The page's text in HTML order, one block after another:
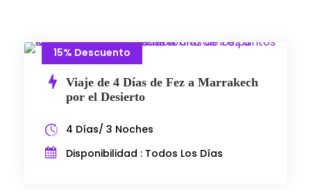
15% Descuento
Viaje de 4 Días de Fez a Marrakech
por el Desierto
4 Días/ 3 Noches
Disponibilidad : Todos Los Días